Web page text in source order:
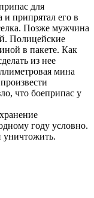
для
и припрятал его в
Позже мужчина
Полицейские
в пакете. Как
из нее
мина
что боеприпас у
году условно.
уничтожить.